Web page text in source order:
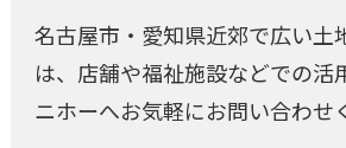
名古屋市・愛知県近郊で広い土
は、店舗や福祉施設などでの活
ニホーへお気軽にお問い合わせ